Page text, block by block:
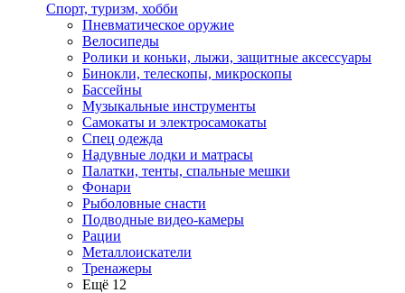
Спорт, туризм, хобби
Пневматическое оружие
Велосипеды
Ролики и коньки, лыжи, защитные аксессуары
Бинокли, телескопы, микроскопы
Бассейны
Музыкальные инструменты
Самокаты и электросамокаты
Спец одежда
Надувные лодки и матрасы
Палатки, тенты, спальные мешки
Фонари
Рыболовные снасти
Подводные видео-камеры
Рации
Металлоискатели
Тренажеры
Ещё 12